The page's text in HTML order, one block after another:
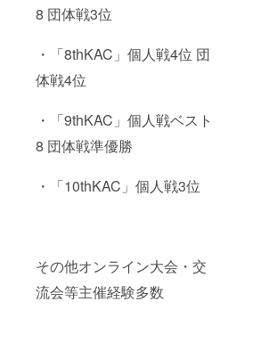
8 団体戦3位
・「8thKAC」個人戦4位 団
体戦4位
・「9thKAC」個人戦ベスト
8 団体戦準優勝
・「10thKAC」個人戦3位
その他オンライン大会・交
流会等主催経験多数